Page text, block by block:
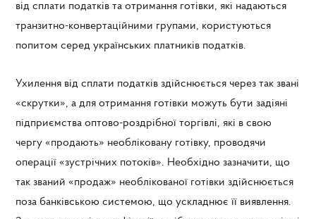
від сплати податків та отримання готівки, які надаються
транзитно-конвертаційними групами, користуються
попитом серед українських платників податків.
Ухилення від сплати податків здійснюється через так звані
«скрутки», а для отримання готівки можуть бути задіяні
підприємства оптово-роздрібної торгівлі, які в свою
чергу «продають» необліковану готівку, проводячи
операції «зустрічних потоків». Необхідно зазначити, що
так званий «продаж» необлікованої готівки здійснюється
поза банківською системою, що ускладнює її виявлення.